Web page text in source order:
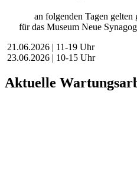
an folgenden Tagen gelten
für das Museum Neue
21.06.2026 | 11-19 Uhr
23.06.2026 | 10-15 Uhr
Aktuelle